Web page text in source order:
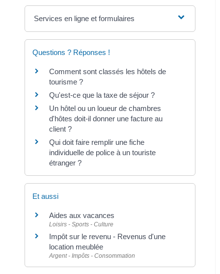
Services en ligne et formulaires
Questions ? Réponses !
Comment sont classés les hôtels de
tourisme ?
Qu'est-ce que la taxe de séjour ?
Un hôtel ou un loueur de chambres
d'hôtes doit-il donner une facture au
client ?
Qui doit faire remplir une fiche
individuelle de police à un touriste
étranger ?
Et aussi
Aides aux vacances
Loisirs - Sports - Culture
Impôt sur le revenu - Revenus d'une
location meublée
Argent - Impôts - Consommation